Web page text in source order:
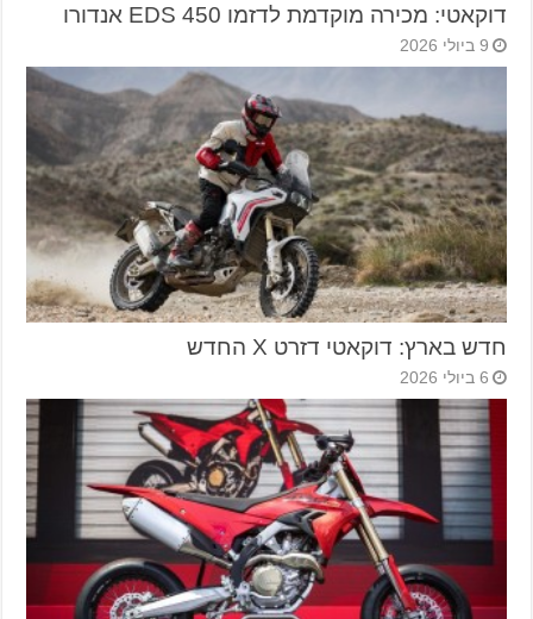
דוקאטי: מכירה מוקדמת לדזמו 450 EDS אנדורו
9 ביולי 2026
חדש בארץ: דוקאטי דזרט X החדש
6 ביולי 2026